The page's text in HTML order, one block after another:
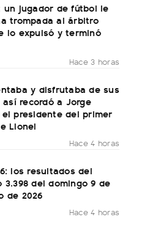
un jugador de fútbol le
trompada al árbitro
lo expulsó y terminó
Hace 3 horas
y disfrutaba de sus
así recordó a Jorge
presidente del primer
Lionel
Hace 4 horas
los resultados del
3.398 del domingo 9 de
de 2026
Hace 4 horas